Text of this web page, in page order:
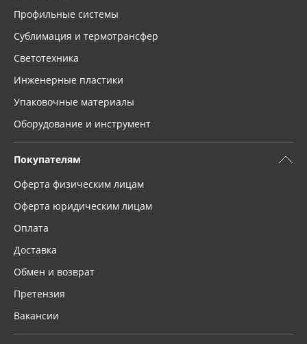
Профильные системы
Сублимация и термотрансфер
Светотехника
Инженерные пластики
Упаковочные материалы
Оборудование и инструмент
Покупателям
Оферта физическим лицам
Оферта юридическим лицам
Оплата
Доставка
Обмен и возврат
Претензия
Вакансии